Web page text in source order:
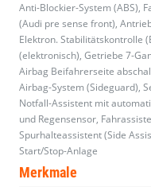
Anti-Blockier-System (ABS),
(Audi pre sense front),
Elektron. Stabilitätskontrolle
(elektronisch), Getriebe 7-
Airbag Beifahrerseite
Airbag-System (Sideguard),
Notfall-Assistent mit
und Regensensor,
Spurhalteassistent (Side
Start/Stop-Anlage
Merkmale